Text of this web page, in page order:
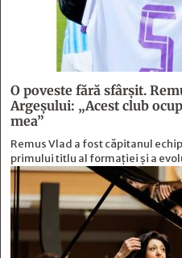
O poveste fără sfârşit.
Argeşului: „Acest club
mea”
Remus Vlad a fost căpitanul
primului titlu al formației și a